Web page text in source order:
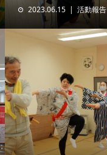
2023.06.15 活動報告